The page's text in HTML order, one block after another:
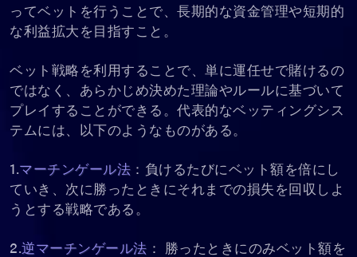
ってベットを行うことで、長期的な資金管理や短期的
な利益拡大を目指すこと。
ベット戦略を利用することで、単に運任せで賭けるの
ではなく、あらかじめ決めた理論やルールに基づいて
プレイすることができる。代表的なベッティングシス
テムには、以下のようなものがある。
1.マーチンゲール法 ：負けるたびにベット額を倍にし
ていき、次に勝ったときにそれまでの損失を回収しよ
うとする戦略である。
2.逆マーチンゲール法 ： 勝ったときにのみベット額を